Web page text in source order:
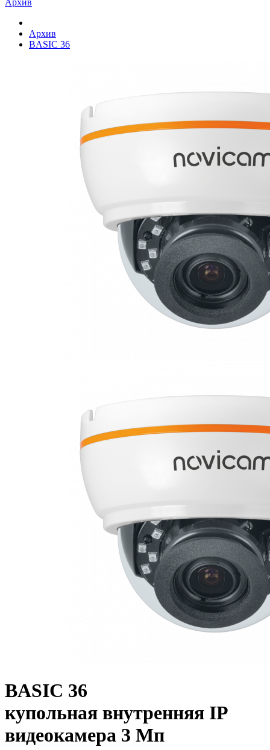
Архив
Архив
BASIC 36
BASIC 36
купольная внутренняя IP
видеокамера 3 Мп